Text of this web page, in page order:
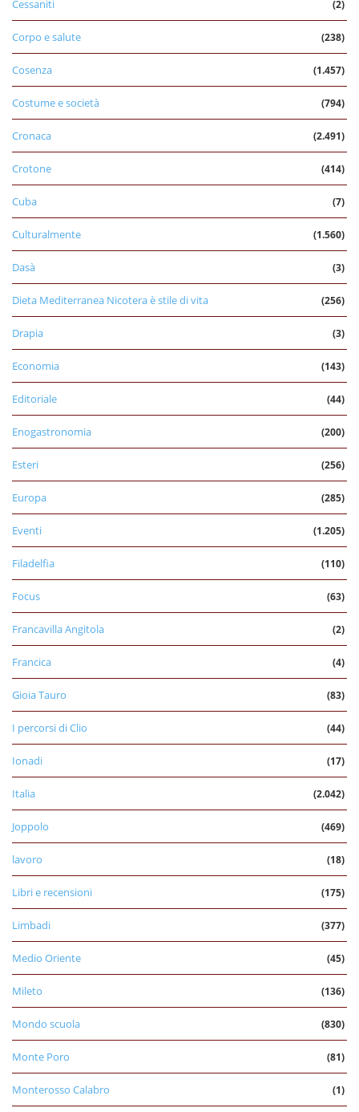
Cessaniti (2)
Corpo e salute (238)
Cosenza (1.457)
Costume e società (794)
Cronaca (2.491)
Crotone (414)
Cuba (7)
Culturalmente (1.560)
Dasà (3)
Dieta Mediterranea Nicotera è stile di vita (256)
Drapia (3)
Economia (143)
Editoriale (44)
Enogastronomia (200)
Esteri (256)
Europa (285)
Eventi (1.205)
Filadelfia (110)
Focus (63)
Francavilla Angitola (2)
Francica (4)
Gioia Tauro (83)
I percorsi di Clio (44)
Ionadi (17)
Italia (2.042)
Joppolo (469)
lavoro (18)
Libri e recensioni (175)
Limbadi (377)
Medio Oriente (45)
Mileto (136)
Mondo scuola (830)
Monte Poro (81)
Monterosso Calabro (1)